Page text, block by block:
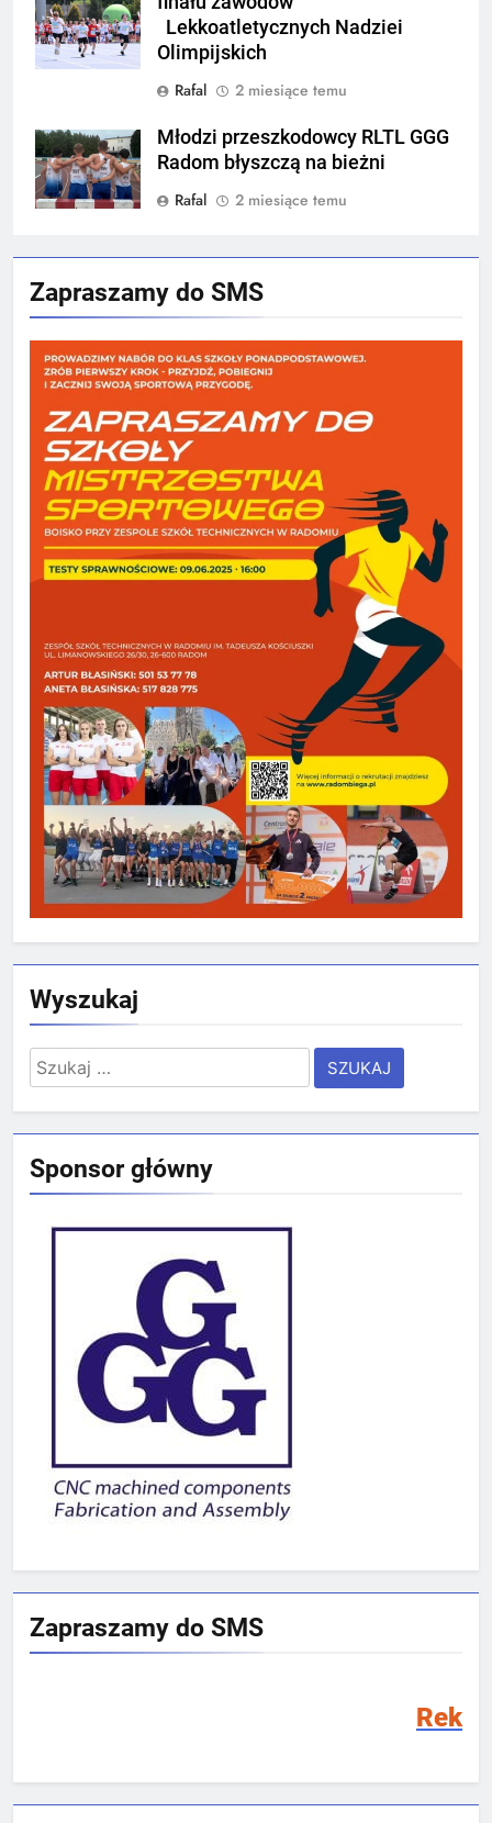
Lekkoatletycznych Nadziei
Olimpijskich
Rafal
2 miesiące temu
Młodzi przeszkodowcy RLTL GGG
Radom błyszczą na bieżni
Rafal
2 miesiące temu
Zapraszamy do SMS
Wyszukaj
Szukaj:
Sponsor główny
Zapraszamy do SMS
Rekrutacja SMS